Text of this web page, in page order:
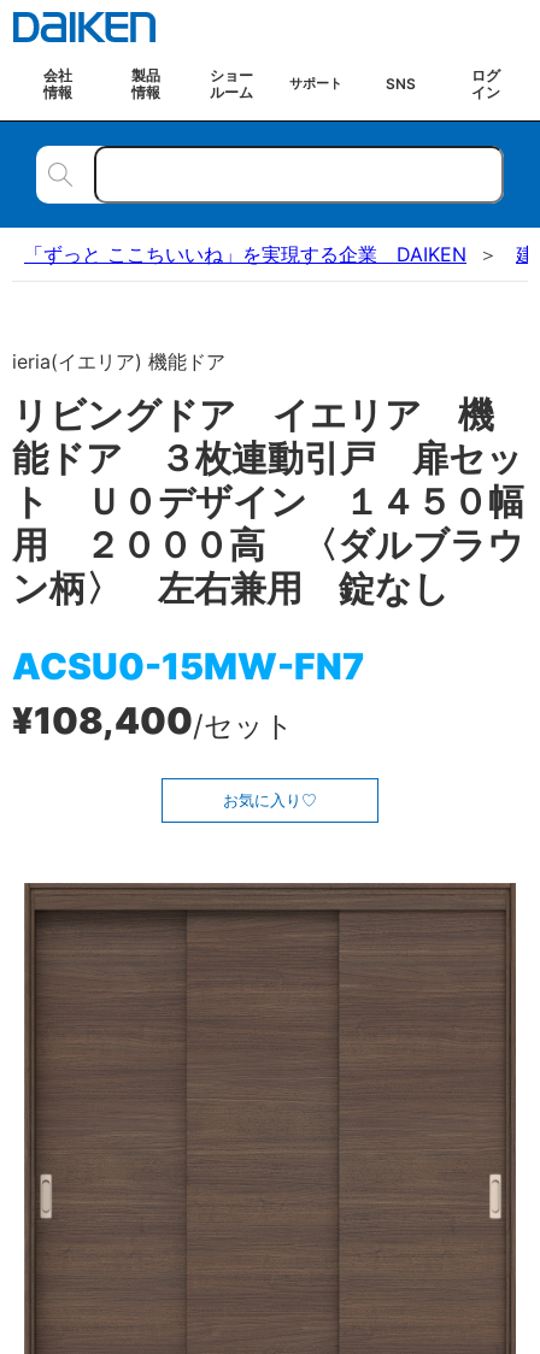
会社
情報
製品
情報
ショー
ルーム
サポート SNS
ログ
イン
「ずっと ここちいいね」を実現する企業 DAIKEN 建
ieria(イエリア) 機能ドア
リビングドア イエリア 機
能ドア ３枚連動引戸 扉セッ
ト Ｕ０デザイン １４５０幅
用 ２０００高 〈ダルブラウ
ン柄〉 左右兼用 錠なし
ACSU0-15MW-FN7
¥108,400/セット
お気に入り